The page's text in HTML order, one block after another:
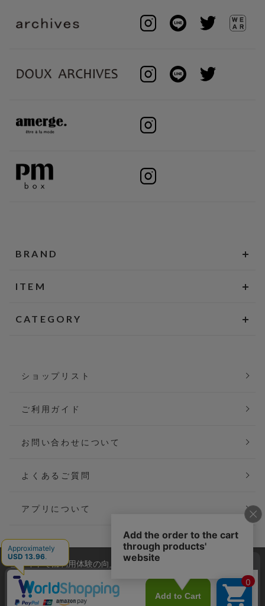
BRAND
ITEM
CATEGORY
ショップリスト
ご利用ガイド
お問い合わせについて
よくあるご質問
アプリについて
会社概要
ご利用規約
個人情報保護方針
当サイトでは利用体験の向上およびコンテンツの最適な提供、ト
ラフィックの分析を目的としてCookieを使用しています。
サイトの閲覧を継続された場合、Cookieの利用に同意したことも
のといたします。